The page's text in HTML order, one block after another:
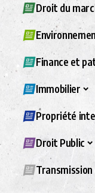
Droit du
Finance et
Immobilier
Propriété
Droit Public